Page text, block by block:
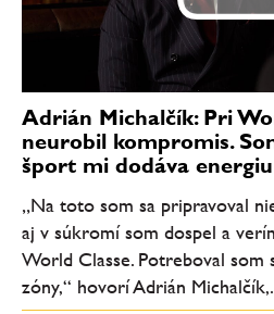
Adrián Michalčík: Pri
neurobil kompromis.
šport mi dodáva energiu
„Na toto som sa pripravoval
aj v súkromí som dospel a
World Classe. Potreboval
zóny,“ hovorí Adrián